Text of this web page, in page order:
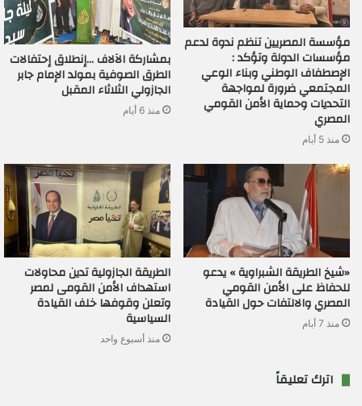
مؤسسة المصريين تنظم ندوة لدعم
مؤسسات الدولة وتؤكد :
الإصطفاف الوطني وبناء الوعي
المجتمعي ضرورة لمواجهة
التحديات وحماية الأمن القومي
المصري
منذ 5 أيام
بمشاركة الآلاف …إنطلاق إحتفالات
الطرق الصوفية بمولد الإمام جابر
الجازولي الثلاثاء المقبل
منذ 6 أيام
«شيخ الطريقة الشبراوية » يدعو
للحفاظ على الأمن القومي
المصري والالتفات حول القيادة
منذ 7 أيام
الطريقة الجازولية تدين محاولات
استهداف الأمن القومى لمصر
وتعلن وقوفها خلف القيادة
السياسية
منذ أسبوع واحد
اترك تعليقاً